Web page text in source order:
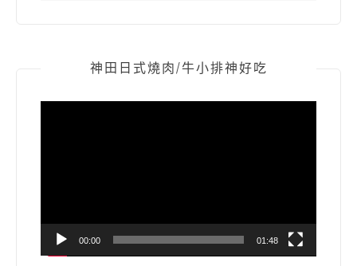
神田日式燒肉/牛小排神好吃
00:00 01:48